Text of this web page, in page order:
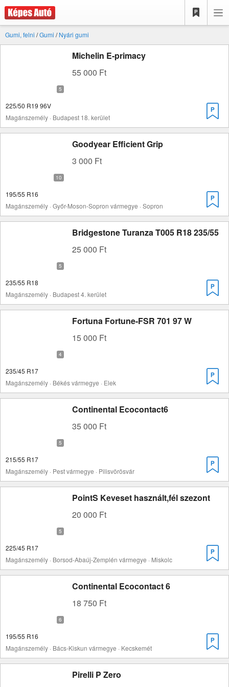
Gumi, felni /Gumi /Nyári gumi
Michelin E-primacy
55 000 Ft
225/50 R19 96V
Magánszemély · Budapest 18. kerület
Goodyear Efficient Grip
3 000 Ft
195/55 R16
Magánszemély · Győr-Moson-Sopron vármegye · Sopron
Bridgestone Turanza T005 R18 235/55
25 000 Ft
235/55 R18
Magánszemély · Budapest 4. kerület
Fortuna Fortune-FSR 701 97 W
15 000 Ft
235/45 R17
Magánszemély · Békés vármegye · Elek
Continental Ecocontact6
35 000 Ft
215/55 R17
Magánszemély · Pest vármegye · Pilisvörösvár
PointS Keveset használt,fél szezont
20 000 Ft
225/45 R17
Magánszemély · Borsod-Abaúj-Zemplén vármegye · Miskolc
Continental Ecocontact 6
18 750 Ft
195/55 R16
Magánszemély · Bács-Kiskun vármegye · Kecskemét
Pirelli P Zero